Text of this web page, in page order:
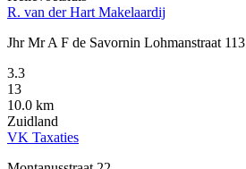
R. van der Hart Makelaardij
Jhr Mr A F de Savornin Lohmanstraat 113
3.3
13
10.0 km
Zuidland
VK Taxaties